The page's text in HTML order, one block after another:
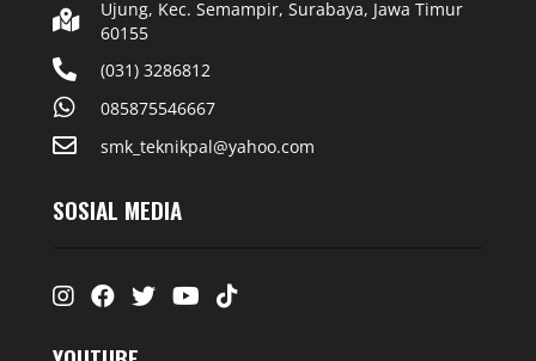
Ujung, Kec. Semampir, Surabaya, Jawa Timur
60155
(031) 3286812
085875546667
smk_teknikpal@yahoo.com
SOSIAL MEDIA
Instagram
FacebookTwitterYoutube
Tiktok